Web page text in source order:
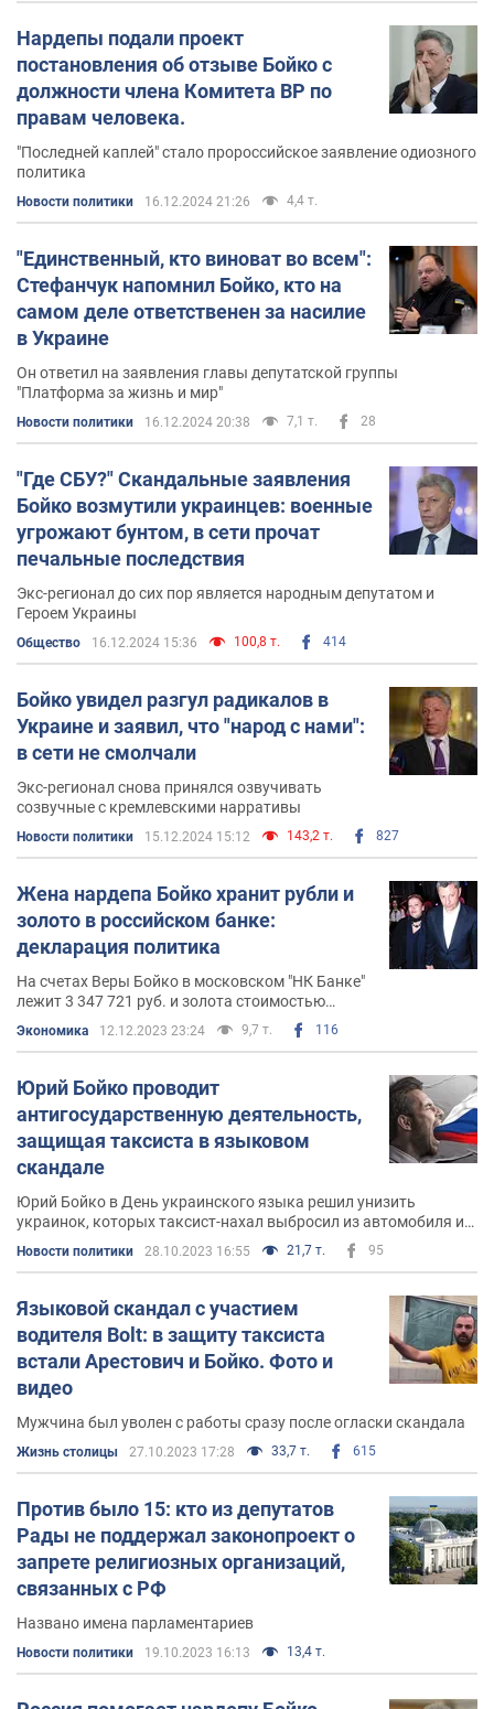
Нардепы подали проект
постановления об отзыве Бойко с
должности члена Комитета ВР по
правам человека.
"Последней каплей" стало пророссийское заявление одиозного
политика
Новости политики 16.12.2024 21:26 4,4 т.
"Единственный, кто виноват во всем":
Стефанчук напомнил Бойко, кто на
самом деле ответственен за насилие
в Украине
Он ответил на заявления главы депутатской группы
"Платформа за жизнь и мир"
Новости политики 16.12.2024 20:38 7,1 т. 28
"Где СБУ?" Скандальные заявления
Бойко возмутили украинцев: военные
угрожают бунтом, в сети прочат
печальные последствия
Экс-регионал до сих пор является народным депутатом и
Героем Украины
Общество 16.12.2024 15:36 100,8 т. 414
Бойко увидел разгул радикалов в
Украине и заявил, что "народ с нами":
в сети не смолчали
Экс-регионал снова принялся озвучивать
созвучные с кремлевскими нарративы
Новости политики 15.12.2024 15:12 143,2 т. 827
Жена нардепа Бойко хранит рубли и
золото в российском банке:
декларация политика
На счетах Веры Бойко в московском "НК Банке"
лежит 3 347 721 руб. и золота стоимостью
Экономика 12.12.2023 23:24 9,7 т. 116
Юрий Бойко проводит
антигосударственную деятельность,
защищая таксиста в языковом
скандале
Юрий Бойко в День украинского языка решил унизить
украинок, которых таксист-нахал выбросил из автомобиля из-
за желании общаться на украинском
Новости политики 28.10.2023 16:55 21,7 т. 95
Языковой скандал с участием
водителя Bolt: в защиту таксиста
встали Арестович и Бойко. Фото и
видео
Мужчина был уволен с работы сразу после огласки скандала
Жизнь столицы 27.10.2023 17:28 33,7 т. 615
Против было 15: кто из депутатов
Рады не поддержал законопроект о
запрете религиозных организаций,
связанных с РФ
Названо имена парламентариев
Новости политики 19.10.2023 16:13 13,4 т.